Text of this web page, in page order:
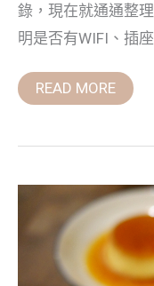
錄，現在就通通整
明是否有WIFI、插
READ MORE
好
啡,